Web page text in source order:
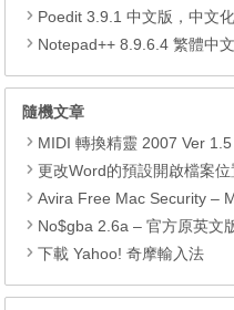
Poedit 3.9.1 中文版，中文
Notepad++ 8.9.6.4 繁體中
隨機文章
MIDI 轉換精靈 2007 Ver 1.5
更改Word的預設開啟檔案位
Avira Free Mac Security –
No$gba 2.6a – 官方原英文
下載 Yahoo! 奇摩輸入法